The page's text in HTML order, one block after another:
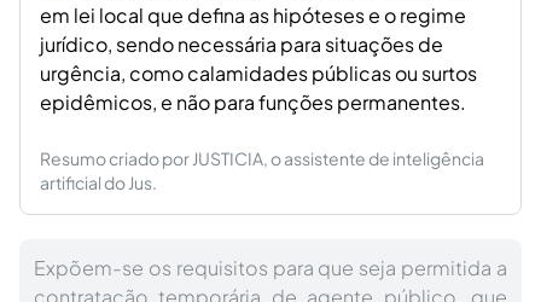
em lei local que defina as hipóteses e o regime
jurídico, sendo necessária para situações de
urgência, como calamidades públicas ou surtos
epidêmicos, e não para funções permanentes.
Resumo criado por JUSTICIA, o assistente de inteligência
artificial do Jus.
Expõem-se os requisitos para que seja permitida a
contratação temporária de agente público, que